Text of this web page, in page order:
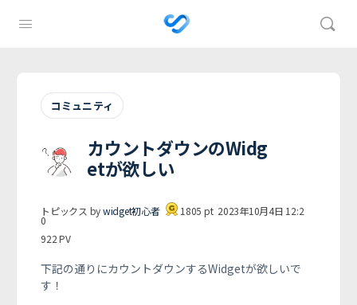
コミュニティ
カウントダウンのWidg
etが欲しい
トピックス bywidget初心者 1805 pt 2023年10月4日 12:2
0
922PV
下記の通りにカウントダウンするWidgetが欲しいで
す！